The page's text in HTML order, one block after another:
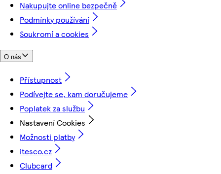
Nakupujte online bezpečně
Podmínky používání
Soukromí a cookies
O nás
Přístupnost
Podívejte se, kam doručujeme
Poplatek za službu
Nastavení Cookies
Možnosti platby
itesco.cz
Clubcard